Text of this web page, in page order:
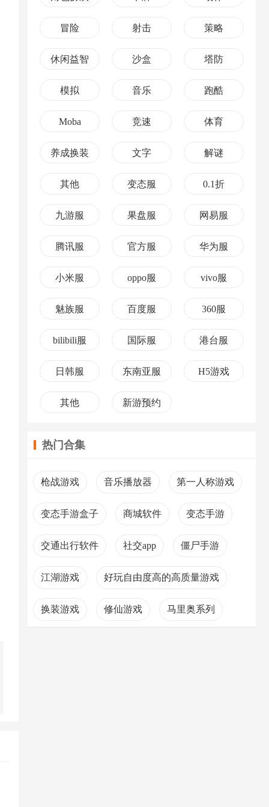
冒险 射击 策略
休闲益智 沙盒 塔防
模拟 音乐 跑酷
Moba 竞速 体育
养成换装 文字 解谜
其他 变态服 0.1折
九游服 果盘服 网易服
腾讯服 官方服 华为服
小米服 oppo服 vivo服
魅族服 百度服 360服
bilibili服 国际服 港台服
日韩服 东南亚服 H5游戏
其他 新游预约
热门合集
枪战游戏 音乐播放器 第一人称游戏
变态手游盒子 商城软件 变态手游
交通出行软件 社交app 僵尸手游
江湖游戏 好玩自由度高的高质量游戏
换装游戏 修仙游戏 马里奥系列